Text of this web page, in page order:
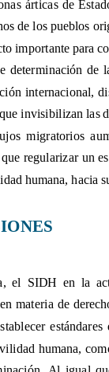
del centro, pero que invisibilizan